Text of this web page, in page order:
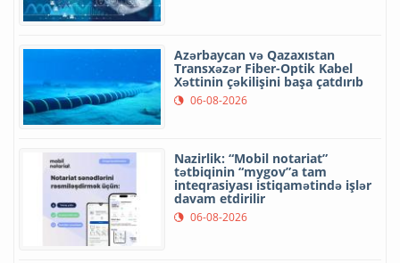
Azərbaycan və Qazaxıstan
Transxəzər Fiber-Optik Kabel
Xəttinin çəkilişini başa çatdırıb
06-08-2026
Nazirlik: “Mobil notariat”
tətbiqinin “mygov”a tam
inteqrasiyası istiqamətində işlər
davam etdirilir
06-08-2026